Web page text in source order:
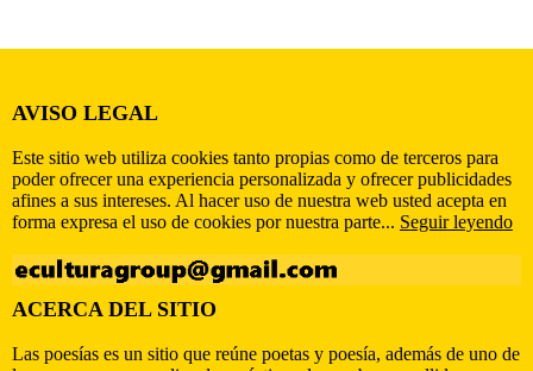
AVISO LEGAL
Este sitio web utiliza cookies tanto propias como de terceros para
poder ofrecer una experiencia personalizada y ofrecer publicidades
afines a sus intereses. Al hacer uso de nuestra web usted acepta en
forma expresa el uso de cookies por nuestra parte... Seguir leyendo
ACERCA DEL SITIO
Las poesías es un sitio que reúne poetas y poesía, además de uno de